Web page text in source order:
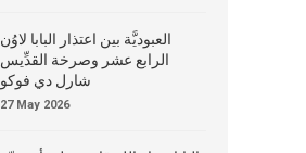
العبوديَّة بين اعتذار البابا لاوُن
الرابع عشر وصرخة القدِّيس
شارل دي فوكو
27 May 2026